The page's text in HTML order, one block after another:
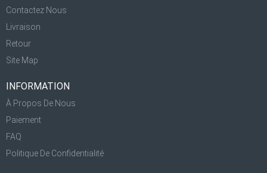
Contactez Nous
Livraison
Retour
Site Map
INFORMATION
À Propos De Nous
Paiement
FAQ
Politique De Confidentialité